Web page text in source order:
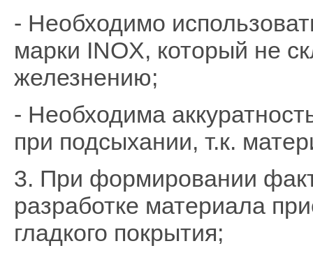
- Необходимо
марки INOX, который не
железнению;
- Необходима
при подсыхании, т.к.
3. При формировании
разработке материала
гладкого покрытия;